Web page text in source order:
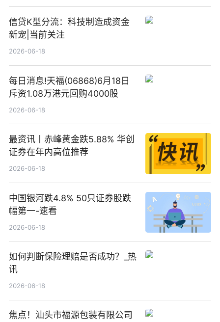
信贷K型分流：科技制造成资金
新宠|当前关注
2026-06-18
每日消息!天福(06868)6月18日
斥资1.08万港元回购4000股
2026-06-18
最资讯丨赤峰黄金跌5.88% 华创
证券在年内高位推荐
2026-06-18
中国银河跌4.8% 50只证券股跌
幅第一-速看
2026-06-18
如何判断保险理赔是否成功？_热
讯
2026-06-18
焦点！汕头市福源包装有限公司